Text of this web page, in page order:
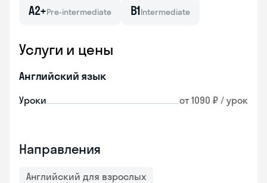
A2+Pre-intermediate B1Intermediate
Услуги и цены
Английский язык
Уроки от 1090 ₽ / урок
Направления
Английский для взрослых